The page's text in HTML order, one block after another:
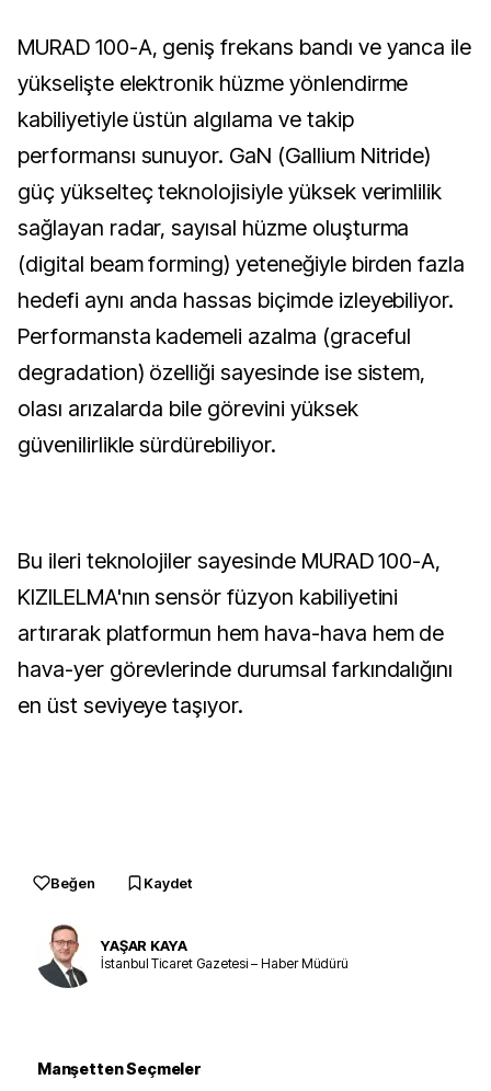
MURAD 100-A, geniş frekans bandı ve yanca ile
yükselişte elektronik hüzme yönlendirme
kabiliyetiyle üstün algılama ve takip
performansı sunuyor. GaN (Gallium Nitride)
güç yükselteç teknolojisiyle yüksek verimlilik
sağlayan radar, sayısal hüzme oluşturma
(digital beam forming) yeteneğiyle birden fazla
hedefi aynı anda hassas biçimde izleyebiliyor.
Performansta kademeli azalma (graceful
degradation) özelliği sayesinde ise sistem,
olası arızalarda bile görevini yüksek
güvenilirlikle sürdürebiliyor.
Bu ileri teknolojiler sayesinde MURAD 100-A,
KIZILELMA'nın sensör füzyon kabiliyetini
artırarak platformun hem hava-hava hem de
hava-yer görevlerinde durumsal farkındalığını
en üst seviyeye taşıyor.
Beğen Kaydet
YAŞAR KAYA
İstanbul Ticaret Gazetesi – Haber Müdürü
Manşetten Seçmeler